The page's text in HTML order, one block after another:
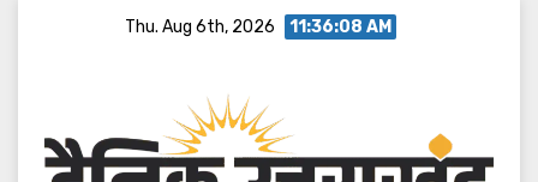
Thu. Aug 6th, 2026 11:36:09 AM